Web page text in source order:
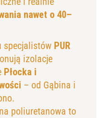
nawet o 40–
specjalistów PUR
izolacje
Płocka i
– od Gąbina i
poliuretanowa to